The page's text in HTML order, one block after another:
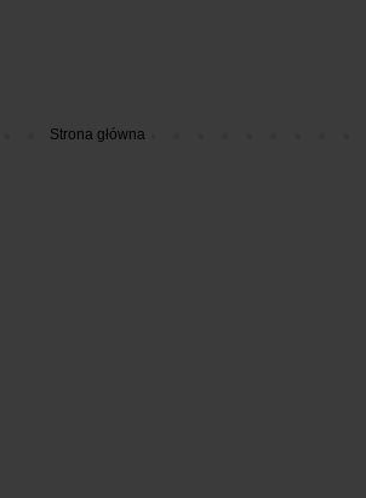
Strona główna